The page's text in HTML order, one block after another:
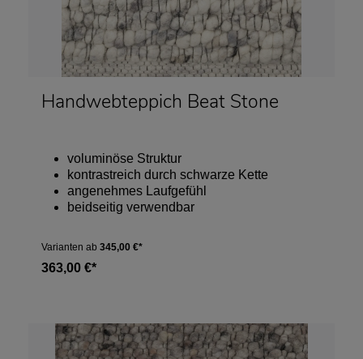
Handwebteppich Beat Stone
voluminöse Struktur
kontrastreich durch schwarze Kette
angenehmes Laufgefühl
beidseitig verwendbar
Varianten ab 345,00 €*
363,00 €*